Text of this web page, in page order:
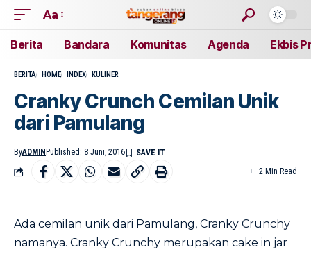
Aa
Berita Bandara Komunitas Agenda Ekbis
BERITA HOME INDEX KULINER
Cranky Crunch Cemilan Unik
dari Pamulang
ByADMIN Published: 8 Juni, 2016
2 Min Read
Ada cemilan unik dari Pamulang, Cranky Crunchy
namanya. Cranky Crunchy merupakan cake in jar